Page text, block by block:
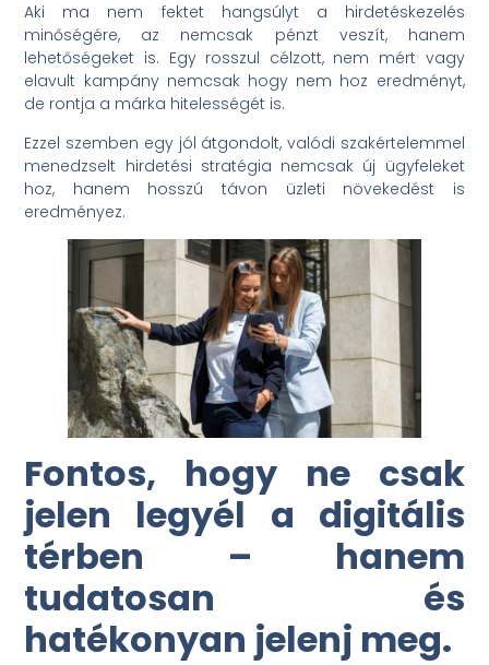
Aki ma nem fektet hangsúlyt a hirdetéskezelés
minőségére, az nemcsak pénzt veszít, hanem
lehetőségeket is. Egy rosszul célzott, nem mért vagy
elavult kampány nemcsak hogy nem hoz eredményt,
de rontja a márka hitelességét is.
Ezzel szemben egy jól átgondolt, valódi szakértelemmel
menedzselt hirdetési stratégia nemcsak új ügyfeleket
hoz, hanem hosszú távon üzleti növekedést is
eredményez.
Fontos, hogy ne csak
jelen legyél a digitális
térben – hanem
tudatosan és
hatékonyan jelenj meg.